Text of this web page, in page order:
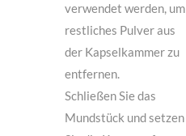
verwendet werden, um
restliches Pulver aus
der Kapselkammer zu
entfernen.
Schließen Sie das
Mundstück und setzen